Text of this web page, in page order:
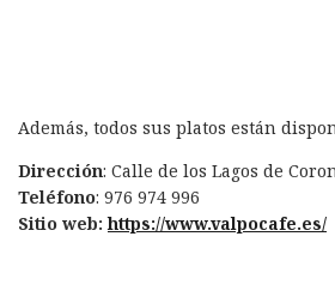
Además, todos sus platos están
Dirección: Calle de los Lagos de
Teléfono: 976 974 996
Sitio web: https://www.valpocafe.es/